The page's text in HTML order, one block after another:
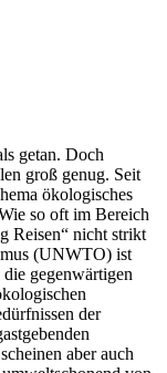
getan. Doch
groß genug. Seit
ökologisches
so oft im Bereich
Reisen“ nicht strikt
(UNWTO) ist
gegenwärtigen
der
aber auch